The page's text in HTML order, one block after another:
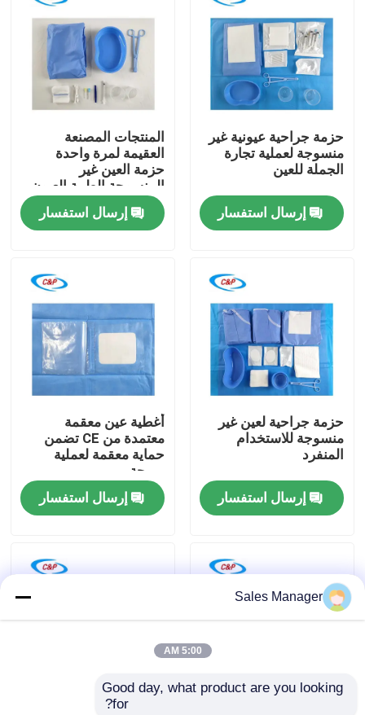
فيديوهات
برنامج VR
حولنا
جولة في المصنع
اتصل بنا
حزمة جراحية عيونية غير
منسوجة لعملية تجارة
الجملة للعين
إرسال استفسار
المنتجات المصنعة
العقيمة لمرة واحدة
حزمة العين غير
المنسوجة الطبية العيون
الجراحية
إرسال استفسار
حزمة جراحية لعين غير
منسوجة للاستخدام
المنفرد
إرسال استفسار
أغطية عين معقمة
معتمدة من CE تضمن
حماية معقمة لعملية
مريحة
إرسال استفسار
حزمة الحجاب المعقمة
Sales Manager
5:00 AM
Good day, what product are you looking
for?